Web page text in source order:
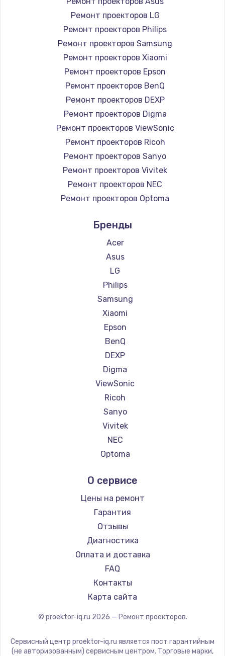
Ремонт проекторов LG
Ремонт проекторов Philips
Ремонт проекторов Samsung
Ремонт проекторов Xiaomi
Ремонт проекторов Epson
Ремонт проекторов BenQ
Ремонт проекторов DEXP
Ремонт проекторов Digma
Ремонт проекторов ViewSonic
Ремонт проекторов Ricoh
Ремонт проекторов Sanyo
Ремонт проекторов Vivitek
Ремонт проекторов NEC
Ремонт проекторов Optoma
Ремонт проекторов Barco
Ремонт проекторов Xgimi
Ремонт проекторов Canon
Ремонт проекторов JVC
Ремонт проекторов Casio
Ремонт проекторов Hiper
Ремонт проекторов HITACHI
Ремонт проекторов Panasonic
Ремонт проекторов Hisense
Бренды
Acer
Asus
LG
Philips
Samsung
Xiaomi
Epson
BenQ
DEXP
Digma
ViewSonic
Ricoh
Sanyo
Vivitek
NEC
Optoma
Barco
Xgimi
Canon
JVC
Casio
Hiper
HITACHI
Panasonic
Hisense
О сервисе
Цены на ремонт
Гарантия
Отзывы
Диагностика
Оплата и доставка
FAQ
Контакты
Карта сайта
© proektor-iq.ru 2026 — Ремонт проекторов.
Сервисный центр proektor-iq.ru является пост гарантийным
(не авторизованным) сервисным центром. Торговые марки,